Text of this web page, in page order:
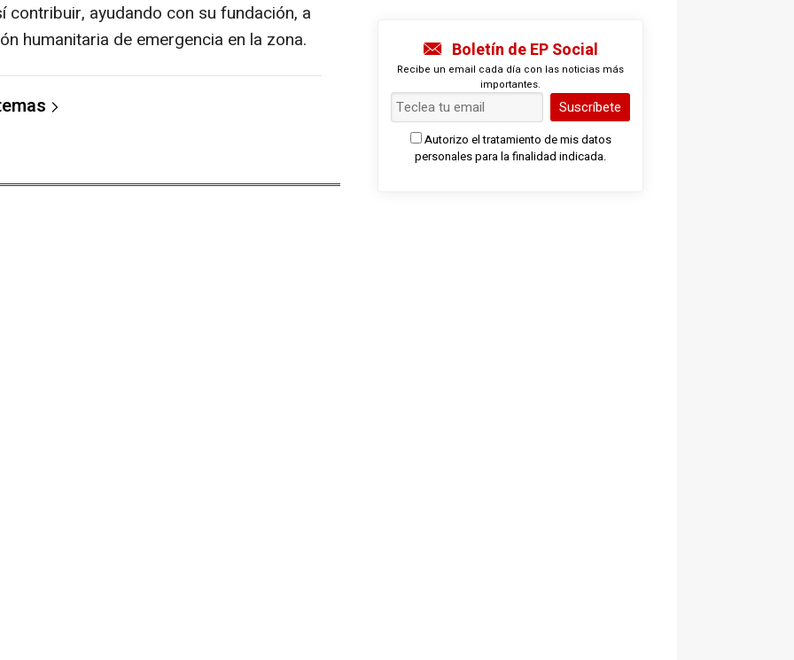
contribuir, ayudando con su fundación, a
humanitaria de emergencia en la zona.
Boletín de EP Social
Recibe un email cada día con las noticias más
importantes.
Suscríbete
Autorizo el tratamiento de mis datos
personales para la finalidad indicada.